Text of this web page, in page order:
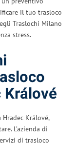
il tuo trasloco
Traslochi Milano
stress.
Králové
Králové,
L’azienda di
di trasloco